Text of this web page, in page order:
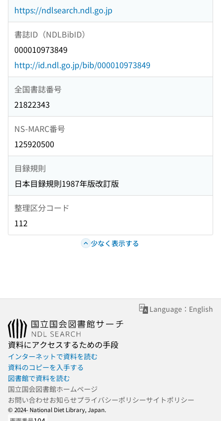
https://ndlsearch.ndl.go.jp
書誌ID（NDLBibID）
000010973849
http://id.ndl.go.jp/bib/000010973849
全国書誌番号
21822343
NS-MARC番号
125920500
目録規則
日本目録規則1987年版改訂版
整理区分コード
112
少なく表示する
Language：English
資料にアクセスするための手段
インターネットで資料を読む
資料のコピーを入手する
図書館で資料を読む
国立国会図書館ホームページ
お問い合わせお知らせプライバシーポリシーサイトポリシー
© 2024- National Diet Library, Japan.